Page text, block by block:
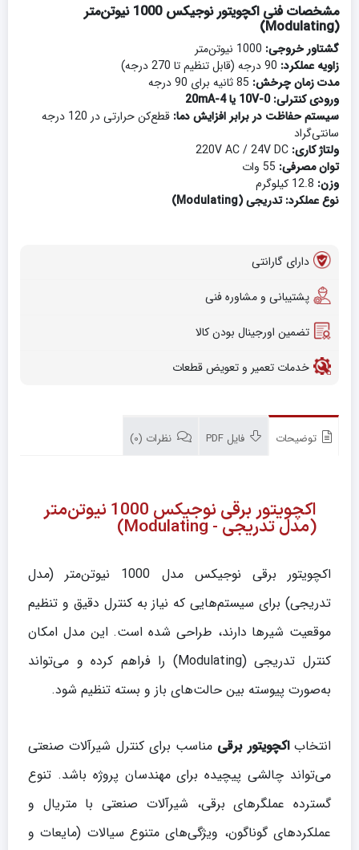
مشخصات فنی اکچویتور نوجیکس 1000 نیوتن‌متر
(Modulating)
گشتاور خروجی:
زاویه عملکرد:
مدت زمان چرخش:
ورودی کنترلی: 0-10V یا 4-20mA
سیستم حفاظت در برابر افزایش دما:
قطع‌کن حرارتی در 120 درجه
سانتی‌گراد
ولتاژ کاری:
توان مصرفی:
وزن:
نوع عملکرد: تدریجی (Modulating)
دارای گارانتی
پشتیبانی و مشاوره فنی
تضمین اورجینال بودن کالا
خدمات تعمیر و تعویض قطعات
توضیحات فایل PDF نظرات (0)
اکچویتور برقی نوجیکس 1000 نیوتن‌متر
(مدل تدریجی - Modulating)
اکچویتور برقی نوجیکس مدل 1000 نیوتن‌متر (مدل
تدریجی) برای سیستم‌هایی که نیاز به کنترل دقیق و تنظیم
موقعیت شیرها دارند، طراحی شده است. این مدل امکان
کنترل تدریجی (Modulating) را فراهم کرده و می‌تواند
به‌صورت پیوسته بین حالت‌های باز و بسته تنظیم شود.
انتخاباکچویتور برقی مناسب برای کنترل شیرآلات صنعتی
می‌تواند چالشی پیچیده برای مهندسان پروژه باشد. تنوع
گسترده عملگرهای برقی، شیرآلات صنعتی با متریال و
عملکردهای گوناگون، ویژگی‌های متنوع سیالات (مایعات و